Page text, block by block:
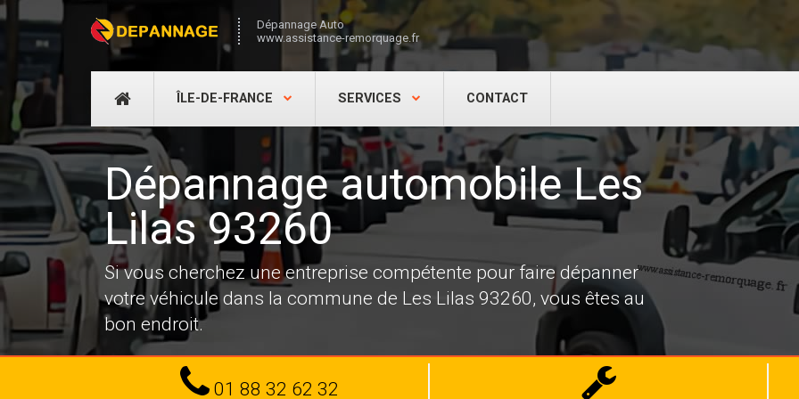
Dépannage Auto
www.assistance-remorquage.fr
DÉPANNAGE
ÎLE-DE-FRANCE SERVICES CONTACT
Dépannage automobile Les
Lilas 93260
Si vous cherchez une entreprise compétente pour faire dépanner
votre véhicule dans la commune de Les Lilas 93260, vous êtes au
bon endroit.
Tel
01 88 32 62 32
Dépannage